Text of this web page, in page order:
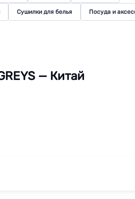
Сушилки для белья Посуда и
— Китай